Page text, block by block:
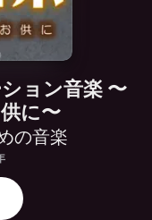
ョン音楽 〜
に〜
の音楽